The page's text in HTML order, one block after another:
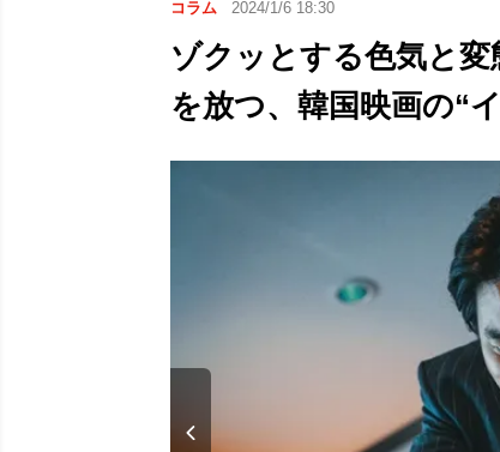
コラム 2024/1/6 18:30
ゾクッとする色気と
を放つ、韓国映画の“